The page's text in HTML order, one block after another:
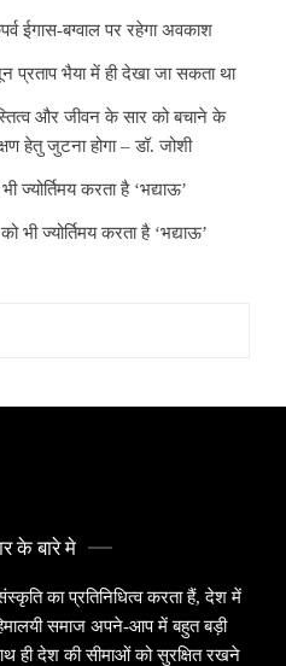
ईगास-बग्वाल पर रहेगा अवकाश
प्रताप भैया में ही देखा जा सकता था
और जीवन के सार को बचाने के
हेतु जुटना होगा – डॉ. जोशी
ज्योर्तिमय करता है ‘भद्याऊ’
भी ज्योर्तिमय करता है ‘भद्याऊ’
के बारे मे
का प्रतिनिधित्व करता हैं, देश में
समाज अपने-आप में बहुत बड़ी
ही देश की सीमाओं को सुरक्षित रखने